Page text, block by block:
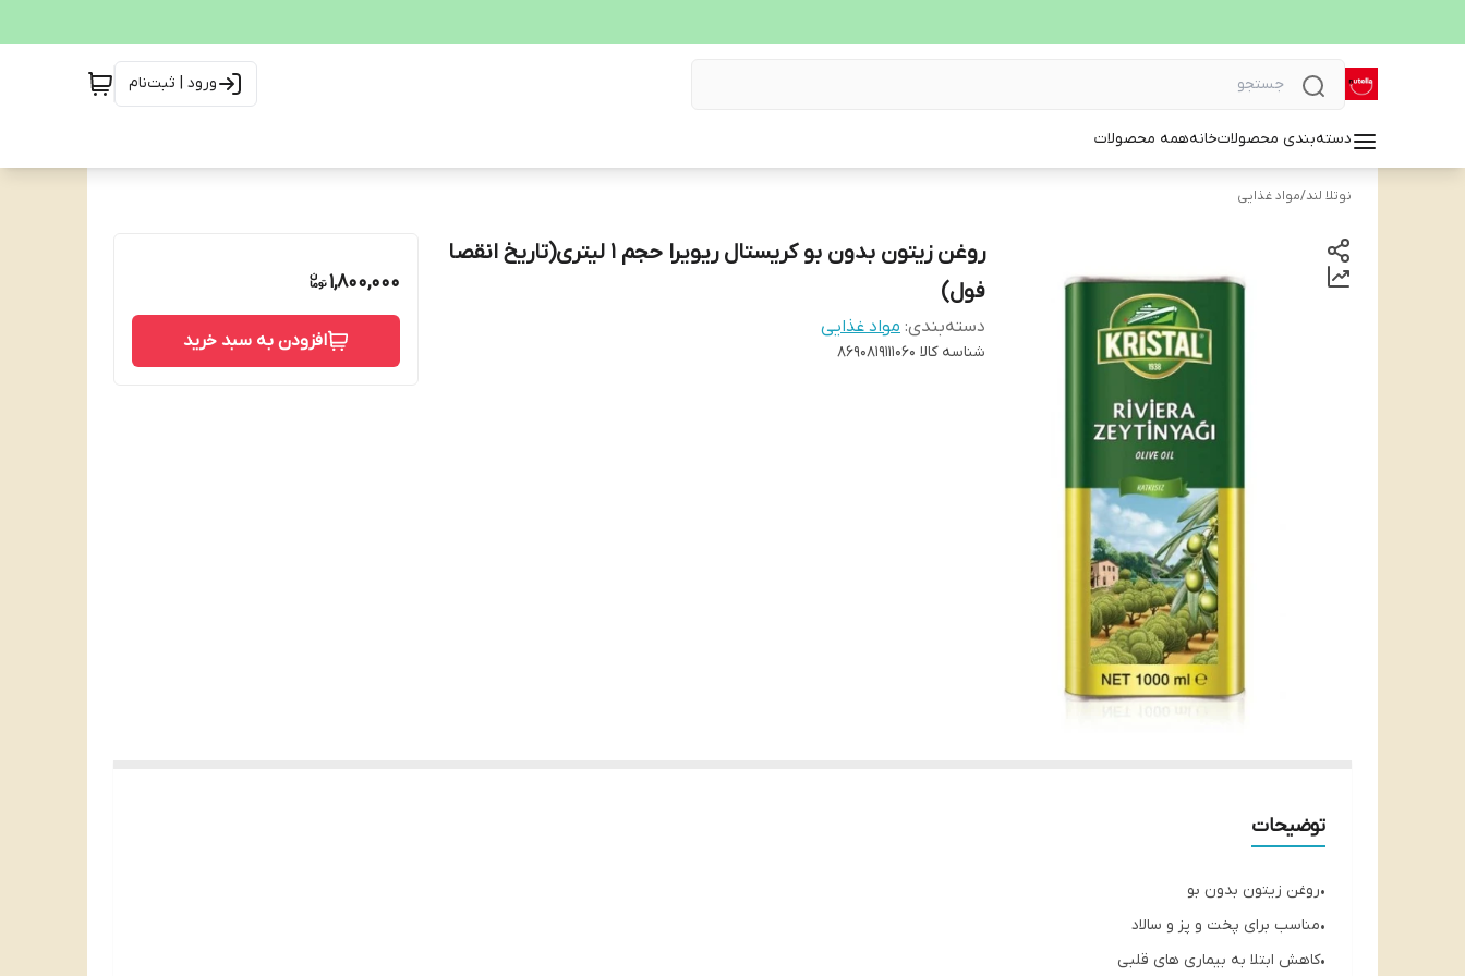
ورود | ثبت‌نام
دسته‌بندی محصولاتخانههمه محصولات
نوتلا لند/مواد غذایی
روغن زیتون بدون بو کریستال ریویرا حجم ۱ لیتری(تاریخ انقصا
فول)
دسته‌بندی: مواد غذایی
شناسه کالا 8690819111060
1,800,000
افزودن به سبد خرید
توضیحات
•روغن زیتون بدون بو
•مناسب برای پخت و پز و سالاد
•کاهش ابتلا به بیماری های قلبی